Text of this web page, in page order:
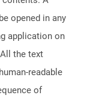
opened in any
application on
the text
readable
of